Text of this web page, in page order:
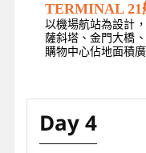
TERMINAL 21
以機場航站為設計
薩斜塔、金門大橋
購物中心佔地面積
Day 4